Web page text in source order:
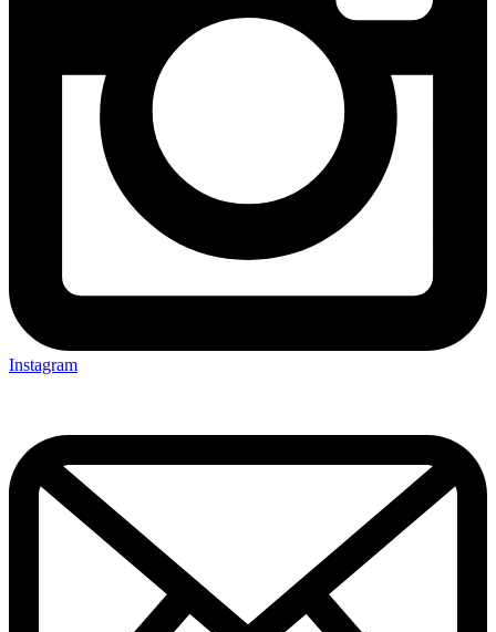
Instagram